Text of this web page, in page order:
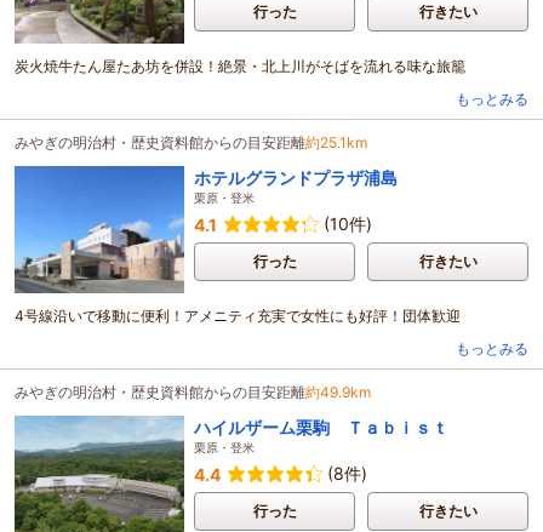
行った 行きたい
炭火焼牛たん屋たあ坊を併設！絶景・北上川がそばを流れる味な旅籠
もっとみる
みやぎの明治村・歴史資料館からの目安距離約25.1km
ホテルグランドプラザ浦島
栗原・登米
4.1 (10件)
行った 行きたい
4号線沿いで移動に便利！アメニティ充実で女性にも好評！団体歓迎
もっとみる
みやぎの明治村・歴史資料館からの目安距離約49.9km
ハイルザーム栗駒 Ｔａｂｉｓｔ
栗原・登米
4.4 (8件)
行った 行きたい